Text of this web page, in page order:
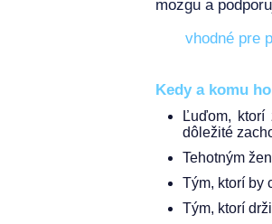
mozgu a
vhodné pre
Kedy a komu
Ľuďom,
dôležité
Tehotným
Tým, ktorí by
Tým, ktorí